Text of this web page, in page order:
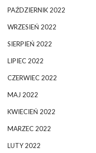
PAŹDZIERNIK 2022
WRZESIEŃ 2022
SIERPIEŃ 2022
LIPIEC 2022
CZERWIEC 2022
MAJ 2022
KWIECIEŃ 2022
MARZEC 2022
LUTY 2022